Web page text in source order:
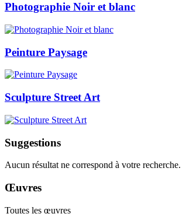
Photographie Noir et blanc
Peinture Paysage
Sculpture Street Art
Suggestions
Aucun résultat ne correspond à votre recherche.
Œuvres
Toutes les œuvres